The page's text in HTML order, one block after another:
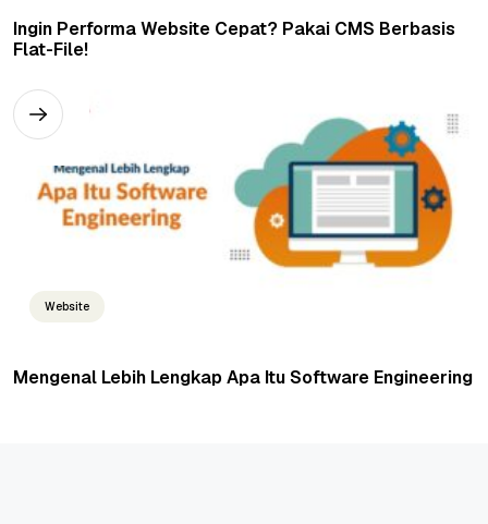
Ingin Performa Website Cepat? Pakai CMS Berbasis
Flat-File!
Website
Mengenal Lebih Lengkap Apa Itu Software Engineering